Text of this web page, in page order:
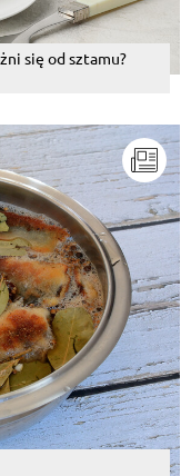
się od sztamu?